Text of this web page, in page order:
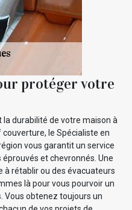
protéger votre
la durabilité de votre maison à
le Spécialiste en
vous garantit un service
et chevronnés. Une
à rétablir ou des évacuateurs
là pour vous pourvoir un
Vous obtenez toujours un